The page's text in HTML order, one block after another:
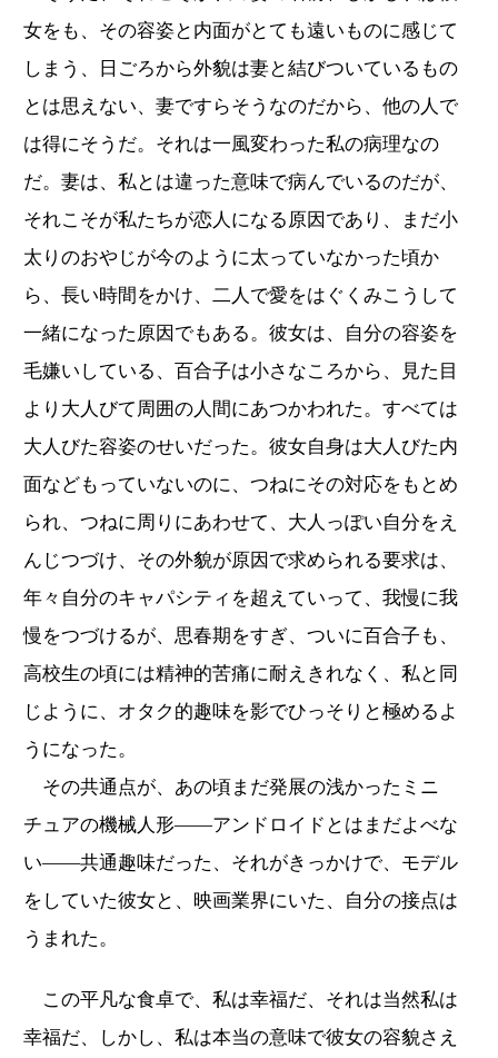
女をも、その容姿と内面がとても遠いものに感じて
しまう、日ごろから外貌は妻と結びついているもの
とは思えない、妻ですらそうなのだから、他の人で
は得にそうだ。それは一風変わった私の病理なの
だ。妻は、私とは違った意味で病んでいるのだが、
それこそが私たちが恋人になる原因であり、まだ小
太りのおやじが今のように太っていなかった頃か
ら、長い時間をかけ、二人で愛をはぐくみこうして
一緒になった原因でもある。彼女は、自分の容姿を
毛嫌いしている、百合子は小さなころから、見た目
より大人びて周囲の人間にあつかわれた。すべては
大人びた容姿のせいだった。彼女自身は大人びた内
面などもっていないのに、つねにその対応をもとめ
られ、つねに周りにあわせて、大人っぽい自分をえ
んじつづけ、その外貌が原因で求められる要求は、
年々自分のキャパシティを超えていって、我慢に我
慢をつづけるが、思春期をすぎ、ついに百合子も、
高校生の頃には精神的苦痛に耐えきれなく、私と同
じように、オタク的趣味を影でひっそりと極めるよ
うになった。
その共通点が、あの頃まだ発展の浅かったミニ
チュアの機械人形——アンドロイドとはまだよべな
い——共通趣味だった、それがきっかけで、モデル
をしていた彼女と、映画業界にいた、自分の接点は
うまれた。
この平凡な食卓で、私は幸福だ、それは当然私は
幸福だ、しかし、私は本当の意味で彼女の容貌さえ